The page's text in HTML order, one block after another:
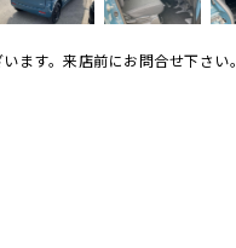
ます。来店前にお問合せ下さい。